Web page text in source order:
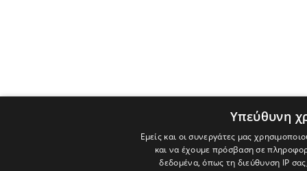
Υπεύθυνη
Εμείς και οι συνεργάτες μας
και να έχουμε πρόσβαση σε
δεδομένα, όπως τη διεύθυνση IP